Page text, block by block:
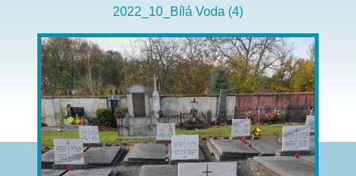
2022_10_Bílá Voda (4)